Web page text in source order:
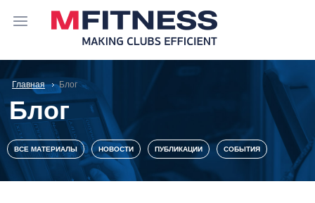
Главная Блог
Блог
ВСЕ МАТЕРИАЛЫ НОВОСТИ ПУБЛИКАЦИИ СОБЫТИЯ